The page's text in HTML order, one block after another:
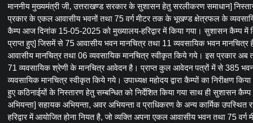
माननीय मुख्यमंत्री जी, उत्तराखण्ड सरकार के सुशासन हेतु सरलीकरण समाधान]
प्रकार के एकल आवासीय भवनों तथा 75 वर्ग मीटर तक के भूखण्ड क्षेत्रफल के
कैम्प आज दिनांक 15-05-2025 को मुख्यालय-हरिद्वार में किया गया। सुशासन कैम्प
प्राप्त हुए] जिसमें से 75 आवासीय भवन मानचित्र तथा 11 व्यवसायिक भवन
आवासीय मानचित्र तथा 06 व्यवसायिक मानचित्र स्वीकृत किये गये। इस प्रकार
71 व्यवसायिक श्रेणी के मानचित्र आवेदन है। प्राप्त कुल आवेदन पत्रों में से 385
व्यवसायिक मानचित्र स्वीकृत किये गये। उपाध्यक्ष महोदय द्वारा कैम्पों का
हुए कठिनाईयों के निस्तारण हेतु सम्बन्धित को निर्देशित किया गया साथ ही
अभियन्ता] सहायक अभियन्ता, अवर अभियन्ता व प्राधिकरण के अन्य कार्मिक
हरिद्वार में आयोजित होना नियत है, जो व्यक्ति अपना एकल आवासीय भवन तथा 75